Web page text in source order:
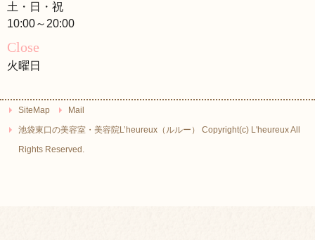
土・日・祝
10:00～20:00
Close
火曜日
SiteMap
Mail
池袋東口の美容室・美容院L’heureux（ルルー） Copyright(c) L'heureux All
Rights Reserved.